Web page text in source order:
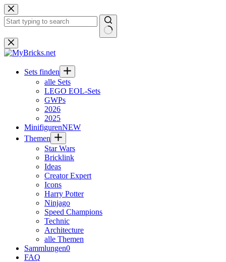
Zum
Inhalt
springen
Keine
Ergebnisse
Sets finden
alle Sets
LEGO EOL-Sets
GWPs
2026
2025
MinifigurenNEW
Themen
Star Wars
Bricklink
Ideas
Creator Expert
Icons
Harry Potter
Ninjago
Speed Champions
Technic
Architecture
alle Themen
Sammlungen0
FAQ